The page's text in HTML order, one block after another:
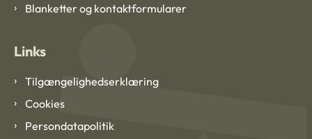
Blanketter og kontaktformularer
Links
Tilgængelighedserklæring
Cookies
Persondatapolitik